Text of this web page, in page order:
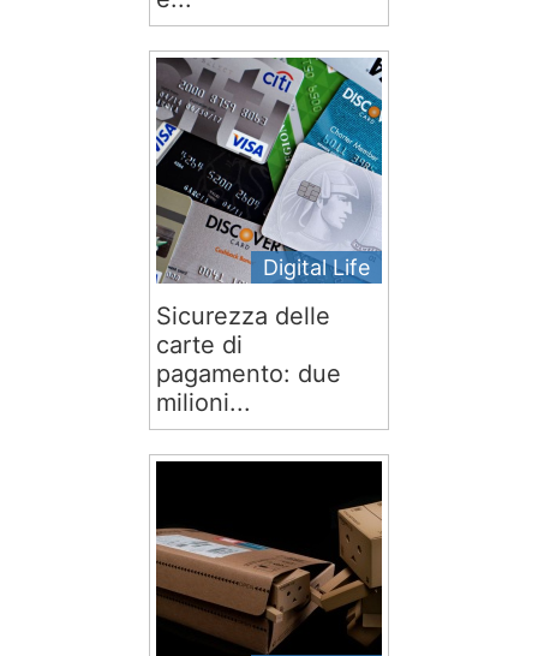
Digital Life
Sicurezza delle
carte di
pagamento: due
milioni...